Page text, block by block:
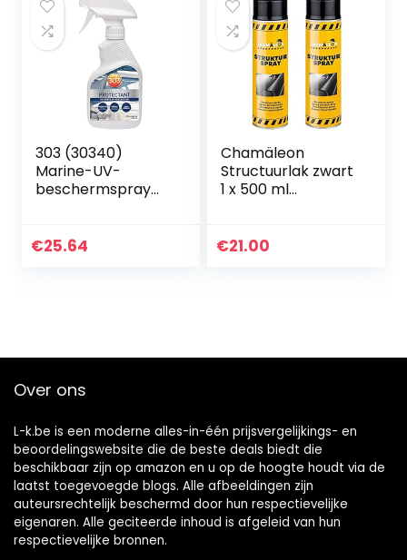
303 (30340)
Marine-UV-
beschermspray
glasvezel, leer en
€25.64
Chamäleon
Structuurlak zwart
1 x 500 ml
voor kunststof (2)
€21.00
Over ons
L-k.be is een moderne alles-in-één prijsvergelijkings- en
beoordelingswebsite die de beste deals biedt die
beschikbaar zijn op amazon en u op de hoogte houdt via de
laatst toegevoegde blogs. Alle afbeeldingen zijn
auteursrechtelijk beschermd door hun respectievelijke
eigenaren. Alle geciteerde inhoud is afgeleid van hun
respectievelijke bronnen.